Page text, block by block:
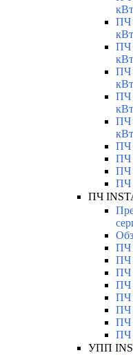
кВт
ПЧ
кВт
ПЧ
кВт
ПЧ
кВт
ПЧ
кВт
ПЧ
кВт
ПЧ
ПЧ
ПЧ
ПЧ
ПЧ
ПЧ
ПЧ
ПЧ
ПЧ
ПЧ
ПЧ
ПЧ
ПЧ
УПП